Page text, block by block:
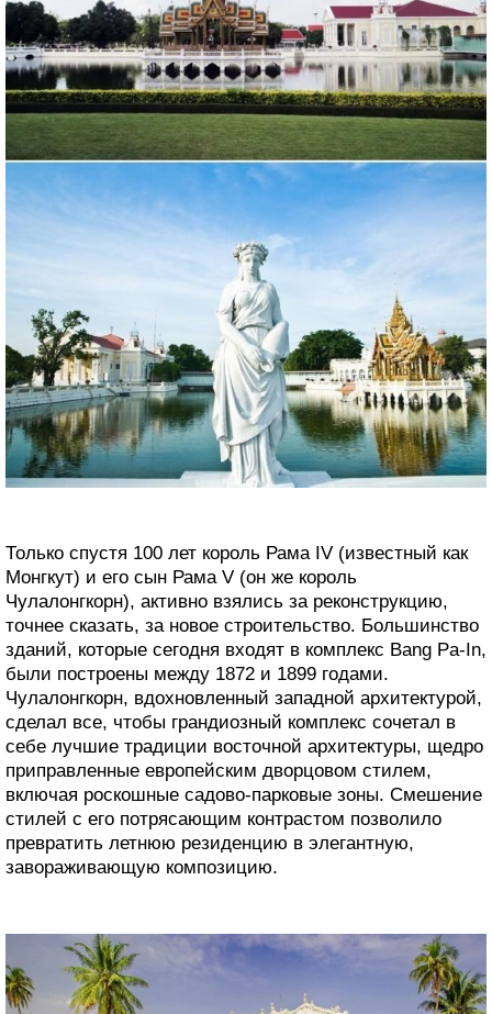
Только спустя 100 лет король Рама IV (известный как
Монгкут) и его сын Рама V (он же король
Чулалонгкорн), активно взялись за реконструкцию,
точнее сказать, за новое строительство. Большинство
зданий, которые сегодня входят в комплекс Bang Pa-In,
были построены между 1872 и 1899 годами.
Чулалонгкорн, вдохновленный западной архитектурой,
сделал все, чтобы грандиозный комплекс сочетал в
себе лучшие традиции восточной архитектуры, щедро
приправленные европейским дворцовом стилем,
включая роскошные садово-парковые зоны. Смешение
стилей с его потрясающим контрастом позволило
превратить летнюю резиденцию в элегантную,
завораживающую композицию.